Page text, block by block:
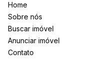
Home
Sobre nós
Buscar imóvel
Anunciar imóvel
Contato